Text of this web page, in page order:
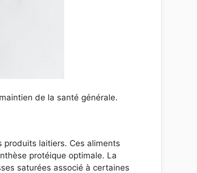
de la santé générale.
laitiers. Ces aliments
protéique optimale. La
saturées associé à certaines